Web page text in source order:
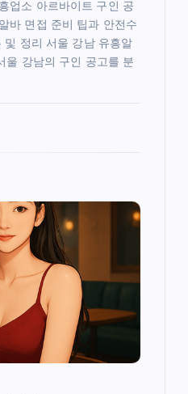
업소 아르바이트 구인 공
바 면접 준비 팁과 안전수
및 정리 서울 강남 유흥알
울 강남의 구인 공고를 분